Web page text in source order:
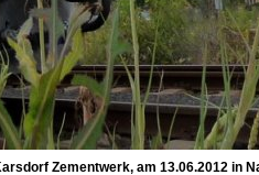
Zementwerk, am 13.06.2012 in